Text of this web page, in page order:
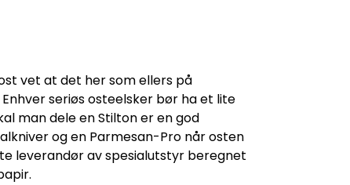
vet at det her som ellers på
seriøs osteelsker bør ha et lite
man dele en Stilton er en god
og en Parmesan-Pro når osten
leverandør av spesialutstyr beregnet